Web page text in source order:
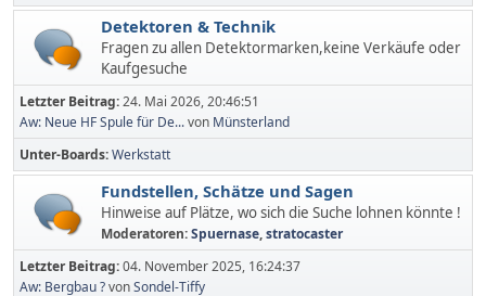
Detektoren & Technik
Fragen zu allen Detektormarken,keine Verkäufe oder
Kaufgesuche
Letzter Beitrag:24. Mai 2026, 20:46:51
Aw: Neue HF Spule für De...von Münsterland
Unter-Boards Werkstatt
Fundstellen, Schätze und Sagen
Hinweise auf Plätze, wo sich die Suche lohnen könnte !
Moderatoren:Spuernase,stratocaster
Letzter Beitrag:04. November 2025, 16:24:37
Aw: Bergbau ?vonSondel-Tiffy